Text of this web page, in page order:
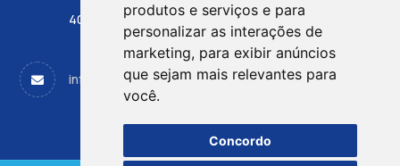
produtos e serviços e para
personalizar as interações de
marketing, para exibir anúncios
que sejam mais relevantes para
você.
Concordo
4050-651 PORTO
info@apdpn.com